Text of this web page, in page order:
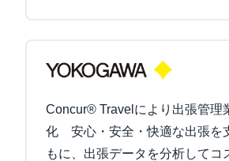
Concur® Travelにより出張管理
化 安心・安全・快適な出張を
もに、出張データを分析してコ